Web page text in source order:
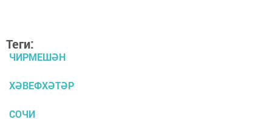
Теги:
ЧИРМЕШӘН
ХӘВЕФХӘТӘР
СОЧИ